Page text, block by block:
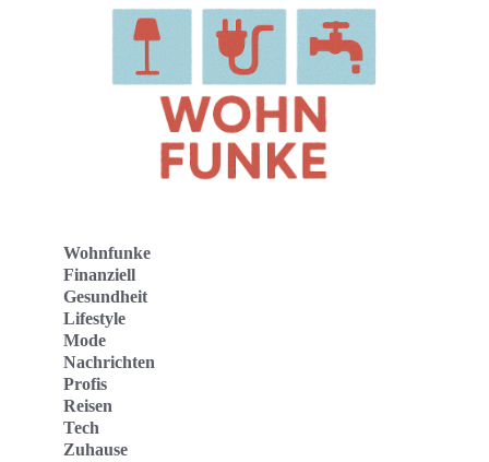
Wohnfunke
Finanziell
Gesundheit
Lifestyle
Mode
Nachrichten
Profis
Reisen
Tech
Zuhause